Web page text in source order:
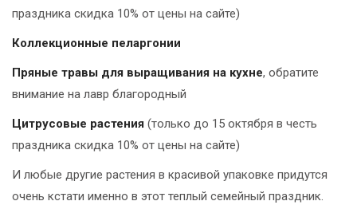
праздника скидка 10% от цены на сайте)
Коллекционные пеларгонии
Пряные травы для выращивания на кухне, обратите
внимание на лавр благородный
Цитрусовые растения (только до 15 октября в честь
праздника скидка 10% от цены на сайте)
И любые другие растения в красивой упаковке придутся
очень кстати именно в этот теплый семейный праздник.